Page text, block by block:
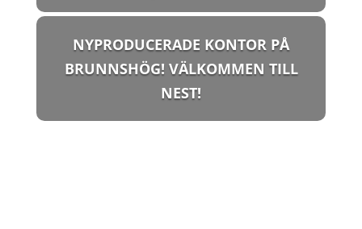
NYPRODUCERADE KONTOR PÅ
BRUNNSHÖG! VÄLKOMMEN TILL
NEST!